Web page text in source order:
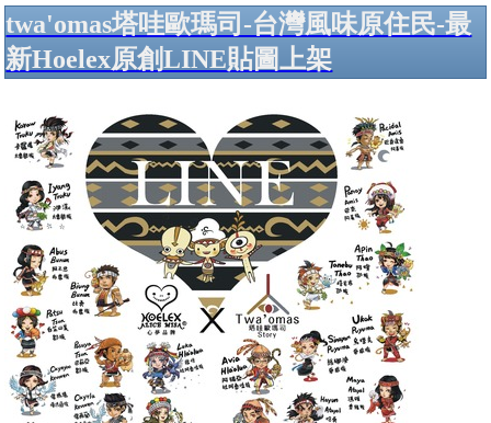
twa'omas塔哇歐瑪司-台灣風味原住民-最
新Hoelex原創LINE貼圖上架